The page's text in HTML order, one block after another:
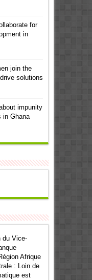
for
in
join the
solutions
impunity
in Ghana
du Vice-
Afrique
: Loin de
est